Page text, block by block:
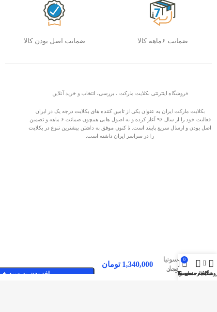
ضمانت ۶ماهه کالا ضمانت اصل بودن کالا
فروشگاه اینترنتی بکلایت مارکت ، بررسی، انتخاب و خرید آنلاین
بکلایت مارکت ایران به عنوان یکی از تامین کننده های بکلایت درجه یک در ایران
فعالیت خود را از سال ۹۶ آغاز کرده و به اصول هایی همچون ضمانت ۶ ماهه و تضمین
اصل بودن و ارسال سریع پایبند است. تا کنون موفق به داشتن بیشترین تنوع در بکلایت
را در سراسر ایران داشته است.
صفحات پربازدید
سونیا
مدل
SU4310
1,340,000 تومان
افزودن به سبد سایدبار
علاقه مندی ها
0
محصول
حساب کاربری من